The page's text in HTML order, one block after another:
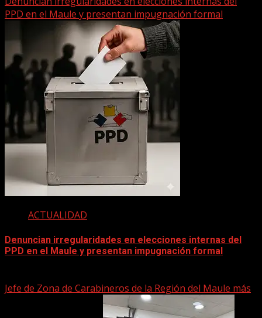
PPD en el Maule y presentan impugnación formal
ACTUALIDAD
Denuncian irregularidades en elecciones internas del
PPD en el Maule y presentan impugnación formal
Jefe de Zona de Carabineros de la Región del Maule más